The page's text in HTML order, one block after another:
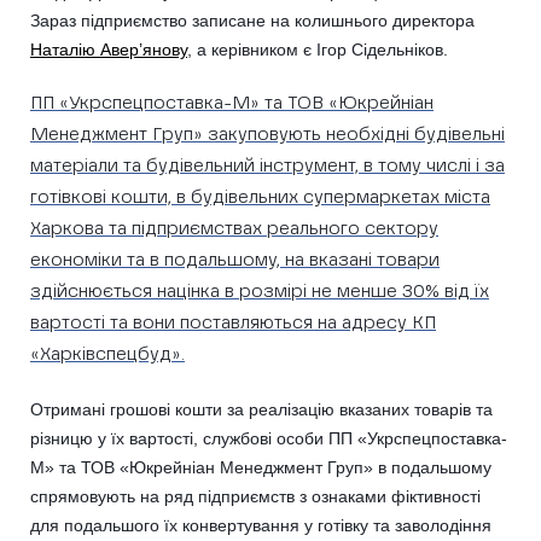
Зараз підприємство записане на колишнього директора
Наталію Авер’янову, а керівником є Ігор Сідельніков.
ПП «Укрспецпоставка-М» та ТОВ «Юкрейніан
Менеджмент Груп» закуповують необхідні будівельні
матеріали та будівельний інструмент, в тому числі і за
готівкові кошти, в будівельних супермаркетах міста
Харкова та підприємствах реального сектору
економіки та в подальшому, на вказані товари
здійснюється націнка в розмірі не менше 30% від їх
вартості та вони поставляються на адресу КП
«Харківспецбуд».
Отримані грошові кошти за реалізацію вказаних товарів та
різницю у їх вартості, службові особи ПП «Укрспецпоставка-
М» та ТОВ «Юкрейніан Менеджмент Груп» в подальшому
спрямовують на ряд підприємств з ознаками фіктивності
для подальшого їх конвертування у готівку та заволодіння